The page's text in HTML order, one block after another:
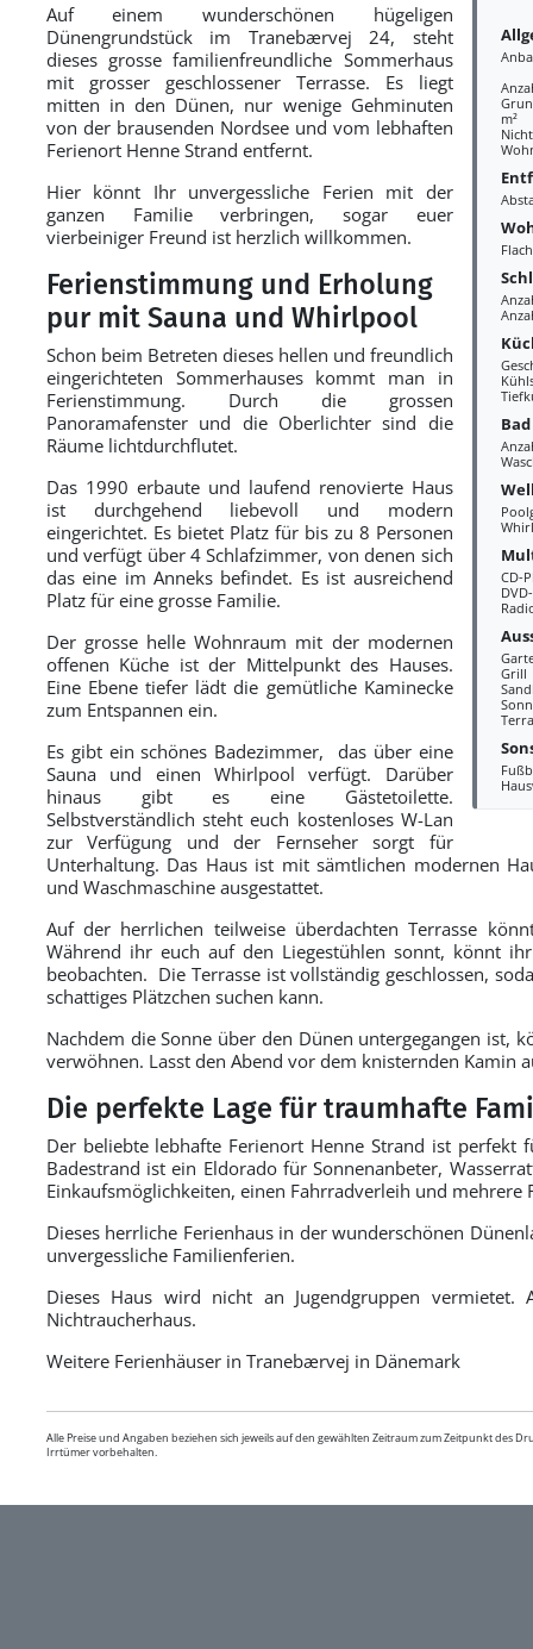
m²
Bad
CD-
Grill
Auf einem wunderschönen hügeligen
Dünengrundstück im Tranebærvej 24, steht
dieses grosse familienfreundliche Sommerhaus
mit grosser geschlossener Terrasse. Es liegt
mitten in den Dünen, nur wenige Gehminuten
von der brausenden Nordsee und vom lebhaften
Ferienort Henne Strand entfernt.
Hier könnt Ihr unvergessliche Ferien mit der
ganzen Familie verbringen, sogar euer
vierbeiniger Freund ist herzlich willkommen.
Ferienstimmung und Erholung
pur mit Sauna und Whirlpool
Schon beim Betreten dieses hellen und freundlich
eingerichteten Sommerhauses kommt man in
Ferienstimmung. Durch die grossen
Panoramafenster und die Oberlichter sind die
Räume lichtdurchflutet.
Das 1990 erbaute und laufend renovierte Haus
ist durchgehend liebevoll und modern
eingerichtet. Es bietet Platz für bis zu 8 Personen
und verfügt über 4 Schlafzimmer, von denen sich
das eine im Anneks befindet. Es ist ausreichend
Platz für eine grosse Familie.
Der grosse helle Wohnraum mit der modernen
offenen Küche ist der Mittelpunkt des Hauses.
Eine Ebene tiefer lädt die gemütliche Kaminecke
zum Entspannen ein.
Es gibt ein schönes Badezimmer, das über eine
Sauna und einen Whirlpool verfügt. Darüber
hinaus gibt es eine Gästetoilette.
Selbstverständlich steht euch kostenloses W-Lan
zur Verfügung und der Fernseher sorgt für
Unterhaltung. Das Haus ist mit sämtlichen modernen
und Waschmaschine ausgestattet.
Auf der herrlichen teilweise überdachten Terrasse
Während ihr euch auf den Liegestühlen sonnt, könnt
beobachten. Die Terrasse ist vollständig geschlossen,
schattiges Plätzchen suchen kann.
Nachdem die Sonne über den Dünen untergegangen ist,
verwöhnen. Lasst den Abend vor dem knisternden Kamin
Die perfekte Lage für traumhafte
Der beliebte lebhafte Ferienort Henne Strand ist perfekt
Badestrand ist ein Eldorado für Sonnenanbeter,
Einkaufsmöglichkeiten, einen Fahrradverleih und mehrere
Dieses herrliche Ferienhaus in der wunderschönen
unvergessliche Familienferien.
Dieses Haus wird nicht an Jugendgruppen
Nichtraucherhaus.
Weitere Ferienhäuser in Tranebærvej in Dänemark
Alle Preise und Angaben beziehen sich jeweils auf den gewählten Zeitraum zum Zeitpunkt des
Irrtümer vorbehalten.